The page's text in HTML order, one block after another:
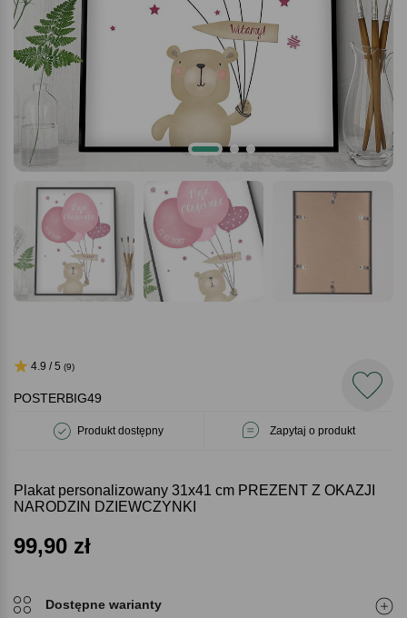
POSTERBIG49
Produkt dostępny Zapytaj o produkt
4.9 / 5 (9)
Plakat personalizowany 31x41 cm PREZENT Z OKAZJI
NARODZIN DZIEWCZYNKI
99,90 zł
Dostępne warianty